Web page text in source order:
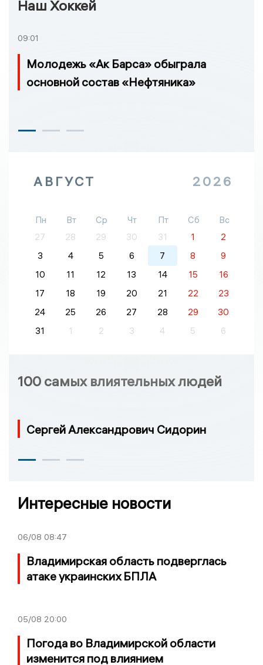
Наш Хоккей
09:01
Молодежь «Ак Барса» обыграла
основной состав «Нефтяника»
АВГУСТ 2026
Пн Вт Ср Чт Пт Сб
Вс
27
28 29 30 31 1
2
3
4 5 6 7 8
9
10
11 12 13 14 15
16
17
18 19 20 21 22
23
24
25 26 27 28 29
30
31
1 2 3 4 5 6
100 самых влиятельных людей
Сергей Александрович Сидорин
Интересные новости
06/08 08:47
Владимирская область подверглась
атаке украинских БПЛА
05/08 20:00
Погода во Владимирской области
изменится под влиянием